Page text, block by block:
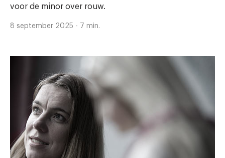
voor de minor over rouw.
8 september 2025 - 7 min.